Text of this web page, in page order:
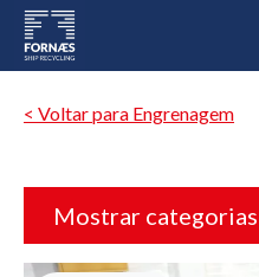
< Voltar para Engrenagem
Mostrar categorias